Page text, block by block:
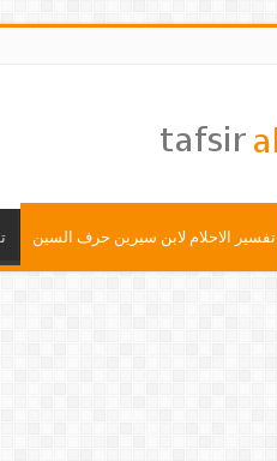
تفسير الاحلام لابن سيرين حرف السين